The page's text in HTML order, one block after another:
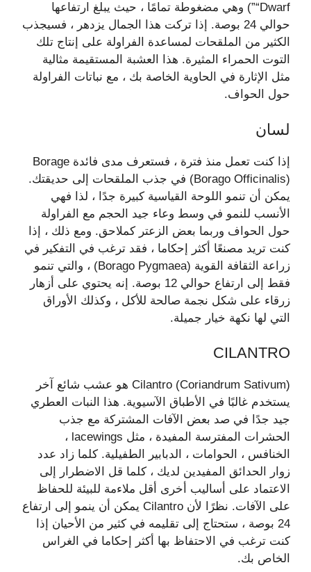
“Dwarf”) وهي مضغوطة تمامًا ، حيث يبلغ ارتفاعها
حوالي 24 بوصة. إذا تركت هذا الجمال يزدهر ، فسيجذب
الكثير من الملقحات لمساعدة الفراولة على إنتاج تلك
التوت الحمراء المثيرة. هذا العشبة المستقيمة مثالية
مثل الإثارة في الحاوية الخاصة بك ، مع نباتات الفراولة
حول الحواف.
لسان
إذا كنت تعمل منذ فترة ، فستعرف مدى فائدة Borage
(Borago Officinalis) في جذب الملقحات إلى حديقتك.
يمكن أن تنمو اللوحة القياسية كبيرة جدًا ، لذا فهي
الأنسب للنمو في وسط وعاء جيد الحجم مع الفراولة
حول الحواف وربما بعض الزعتر كملاحق. ومع ذلك ، إذا
كنت تريد مصنعًا أكثر إحكاما ، فقد ترغب في التفكير في
زراعة الثقافة القوية (Borago Pygmaea) ، والتي تنمو
فقط إلى ارتفاع حوالي 12 بوصة. إنه يحتوي على أزهار
زرقاء على شكل نجمة صالحة للأكل ، وكذلك الأوراق
التي لها نكهة خيار جميلة.
CILANTRO
Cilantro (Coriandrum Sativum) هو عشب شائع آخر
يستخدم غالبًا في الأطباق الآسيوية. هذا النبات العطري
جيد جدًا في صد بعض الآفات المشتركة مع جذب
الحشرات المفترسة المفيدة ، مثل lacewings ،
الخنافس ، الحوامات ، الدبابير الطفيلية. كلما زاد عدد
زوار الحدائق المفيدين لديك ، كلما قل الاضطرار إلى
الاعتماد على أساليب أخرى أقل ملاءمة للبيئة للحفاظ
على الآفات. نظرًا لأن Cilantro يمكن أن ينمو إلى ارتفاع
24 بوصة ، ستحتاج إلى تقليمه في كثير من الأحيان إذا
كنت ترغب في الاحتفاظ بها أكثر إحكاما في الغراس
الخاص بك.